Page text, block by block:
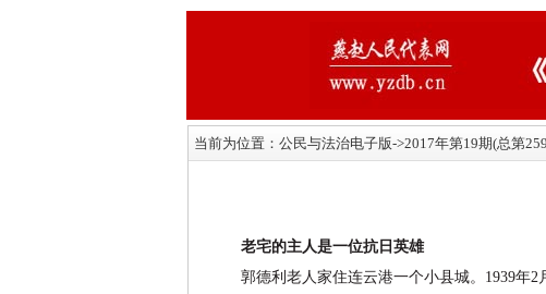
当前为位置： 公民与法治电子版->2017年第19期(总第
老宅的主人是一位抗日英雄
郭德利老人家住连云港一个小县城。1939年2